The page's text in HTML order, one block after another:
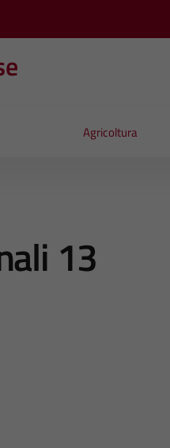
Agricoltura
13